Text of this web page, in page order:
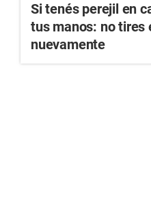
Si tenés perejil en
tus manos: no tires
nuevamente